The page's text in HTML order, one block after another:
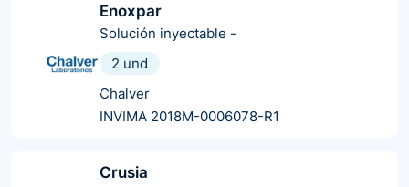
Enoxpar
Solución inyectable -
2 und
Chalver
INVIMA 2018M-0006078-R1
Crusia